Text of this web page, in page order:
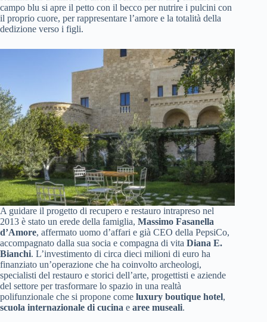
campo blu si apre il petto con il becco per nutrire i pulcini con
il proprio cuore, per rappresentare l’amore e la totalità della
dedizione verso i figli.
A guidare il progetto di recupero e restauro intrapreso nel
2013 è stato un erede della famiglia, Massimo Fasanella
d’Amore, affermato uomo d’affari e già CEO della PepsiCo,
accompagnato dalla sua socia e compagna di vita Diana E.
Bianchi. L’investimento di circa dieci milioni di euro ha
finanziato un’operazione che ha coinvolto archeologi,
specialisti del restauro e storici dell’arte, progettisti e aziende
del settore per trasformare lo spazio in una realtà
polifunzionale che si propone come luxury boutique hotel,
scuola internazionale di cucina e aree museali.